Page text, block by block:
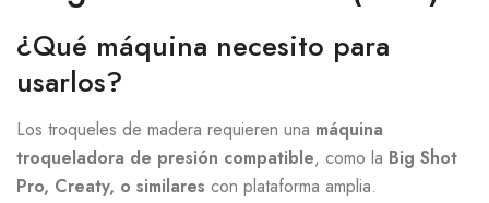
¿Qué máquina necesito para
usarlos?
Los troqueles de madera requieren una máquina
troqueladora de presión compatible, como la Big Shot
Pro, Creaty, o similares con plataforma amplia.